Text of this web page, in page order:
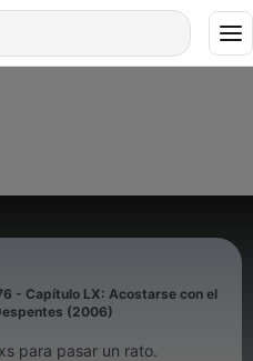
- Capítulo LX: Acostarse con el
(2006)
para pasar un rato.